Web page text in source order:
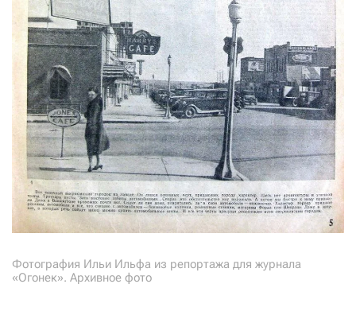
Фотография Ильи Ильфа из репортажа для журнала
«Огонек». Архивное фото